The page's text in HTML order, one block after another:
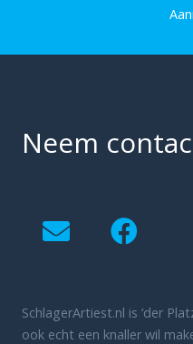
Neem
SchlagerArtiest.nl is ‘der
ook echt een knaller wil